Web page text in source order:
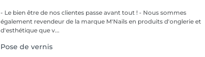
- Le bien être de nos clientes passe avant tout ! - Nous sommes
également revendeur de la marque M'Nails en produits d'onglerie et
d'esthétique que v...
Pose de vernis